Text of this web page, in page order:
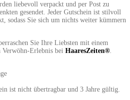
liebevoll verpackt und per Post zu
gesendet. Jeder Gutschein ist stilvoll
sodass Sie sich um nichts weiter kümmern
Sie Ihre Liebsten mit einem
Erlebnis bei HaaresZeiten®.
ist nicht übertragbar und 3 Jahre gültig.